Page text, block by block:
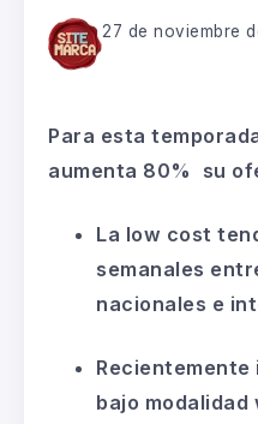
27 de noviembre
Para esta
aumenta 80% su
La low cost
semanales
nacionales e
bajo modalidad